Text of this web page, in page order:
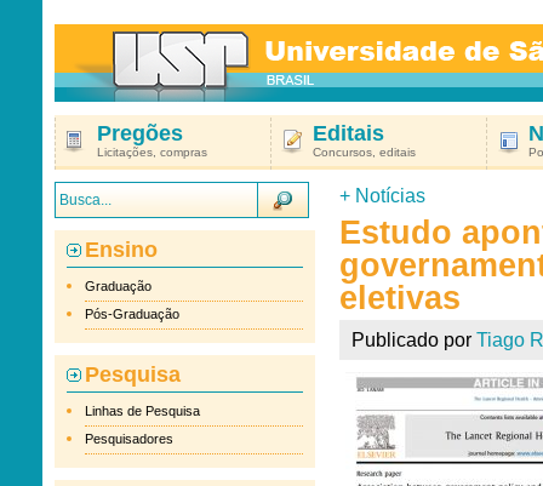
Pregões
Licitações, compras
Editais
Concursos, editais
Ensino
Graduação
Pós-Graduação
Pesquisa
Linhas de Pesquisa
Pesquisadores
+ Notícias
Estudo
eletivas
Publicado por Tiago